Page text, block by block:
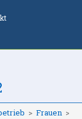
im
> Frauen >